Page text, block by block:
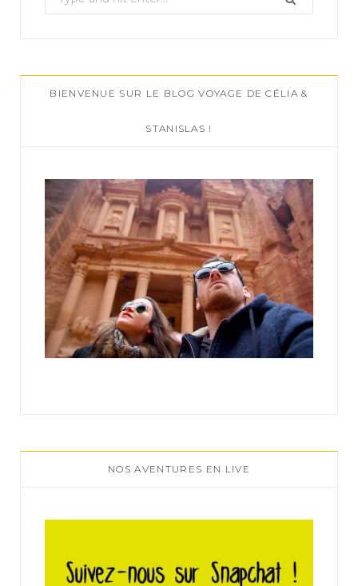
e
c
h
:
BIENVENUE SUR LE BLOG VOYAGE DE CÉLIA &
STANISLAS !
NOS AVENTURES EN LIVE